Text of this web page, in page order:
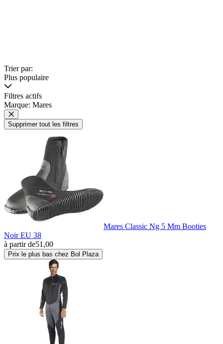
Trier par:
Plus populaire
Filtres actifs
Marque: Mares
Supprimer tout les filtres
Mares Classic Ng 5 Mm Booties
Noir EU 38
à partir de51,00
Prix le plus bas chez Bol Plaza